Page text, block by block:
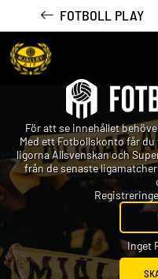
FOTBOLL PLAY
För att se innehållet
Med ett Fotbollskonto får
ligorna Allsvenskan och
från de senaste
Inget